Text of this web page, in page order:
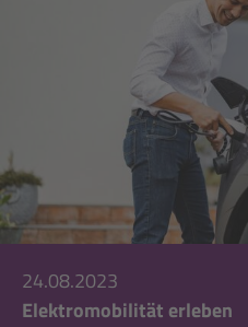
24.08.2023
Elektromobilität erleben